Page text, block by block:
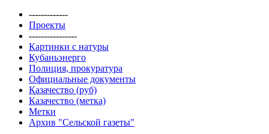
-------------
Проекты
----------------
Картинки с натуры
Кубаньэнерго
Полиция, прокуратура
Официальные документы
Казачество (руб)
Казачество (метка)
Метки
Архив "Сельской газеты"